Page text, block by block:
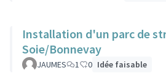
Installation d'un parc de
Soie/Bonnevay
JAUMES 1 0 Idée faisable